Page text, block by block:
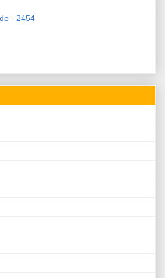
- 2454